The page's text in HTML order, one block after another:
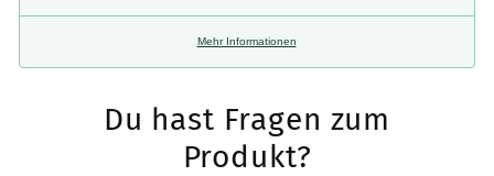
Mehr Informationen
Du hast Fragen zum
Produkt?